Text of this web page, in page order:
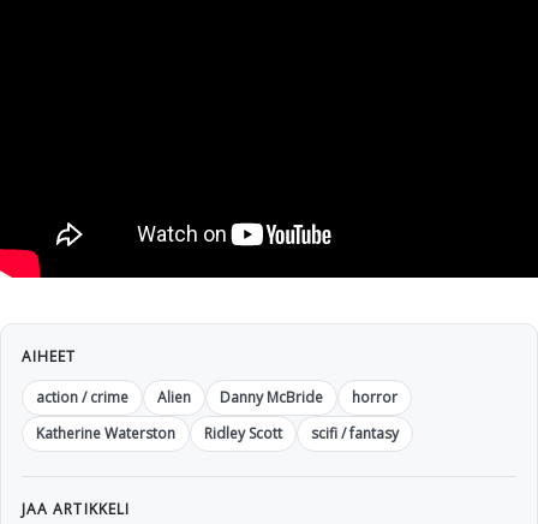
AIHEET
action / crime
Alien Danny McBride
horror
Katherine Waterston
Ridley Scott scifi / fantasy
JAA ARTIKKELI